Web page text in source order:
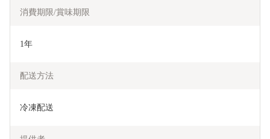
消費期限/賞味期限
1年
配送方法
冷凍配送